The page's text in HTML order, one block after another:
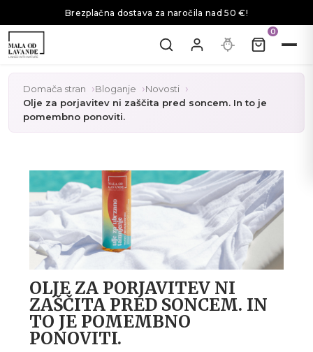
Brezplačna dostava za naročila nad 50 €!
0
Domača stran Bloganje
Novosti
Olje za porjavitev ni zaščita pred soncem. In to je
pomembno ponoviti.
OLJE ZA PORJAVITEV NI
ZAŠČITA PRED SONCEM. IN
TO JE POMEMBNO
PONOVITI.